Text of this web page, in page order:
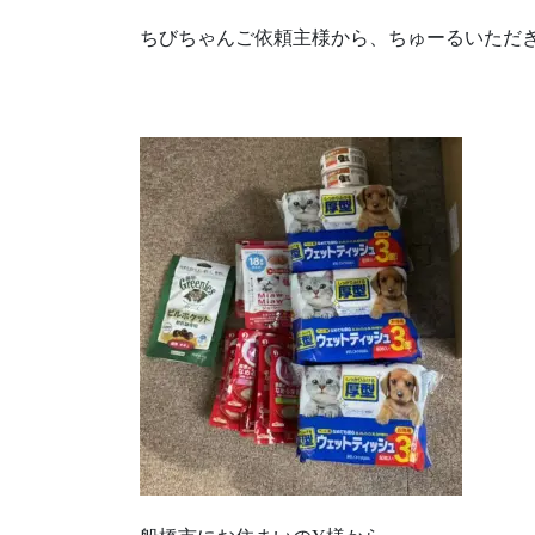
ちびちゃんご依頼主様から、ちゅーるいただ